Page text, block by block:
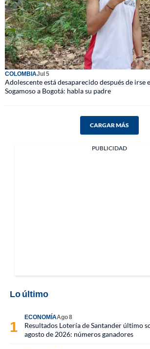
COLOMBIAJul 5
Adolescente está desaparecido después de irse
Sogamoso a Bogotá: habla su padre
CARGAR MÁS
PUBLICIDAD
Lo último
ECONOMÍAAgo 8
Resultados Lotería de Santander último
agosto de 2026: números ganadores